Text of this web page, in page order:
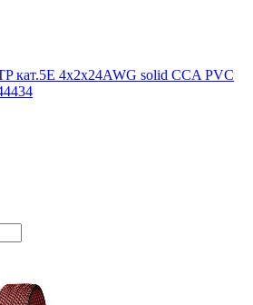
кат.5E 4х2х24AWG solid CCA PVC